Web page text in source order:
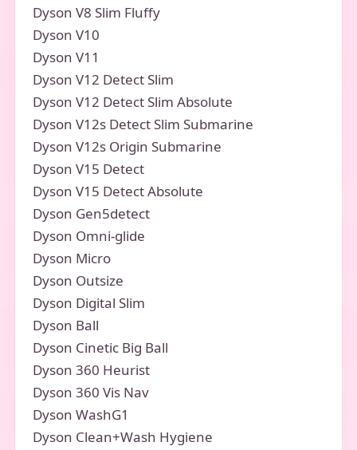
Dyson V8 Slim Fluffy
Dyson V10
Dyson V11
Dyson V12 Detect Slim
Dyson V12 Detect Slim Absolute
Dyson V12s Detect Slim Submarine
Dyson V12s Origin Submarine
Dyson V15 Detect
Dyson V15 Detect Absolute
Dyson Gen5detect
Dyson Omni-glide
Dyson Micro
Dyson Outsize
Dyson Digital Slim
Dyson Ball
Dyson Cinetic Big Ball
Dyson 360 Heurist
Dyson 360 Vis Nav
Dyson WashG1
Dyson Clean+Wash Hygiene